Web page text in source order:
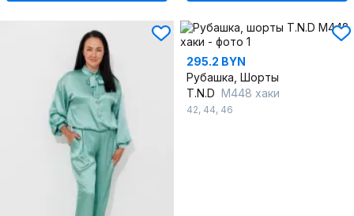
295.2 BYN
Рубашка, Шорты
T.N.D М448 хаки
42, 44, 46